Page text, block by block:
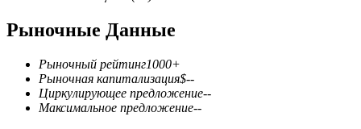
TradFi
Деривативы на акции, форекс, драгоценные металлы и
сырьевые товары
Рыночные Данные
Рыночный рейтинг1000+
Рыночная капитализация$--
Циркулирующее предложение--
Максимальное предложение--